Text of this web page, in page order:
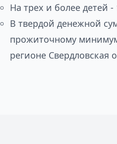
На трех и более детей -
В твердой денежной
прожиточному
регионе Свердловская